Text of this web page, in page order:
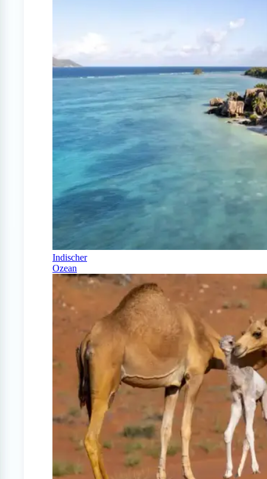
Indischer
Ozean